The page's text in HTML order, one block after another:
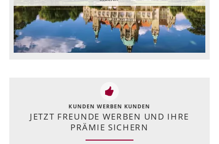
KUNDEN WERBEN KUNDEN
JETZT FREUNDE WERBEN UND IHRE
PRÄMIE SICHERN